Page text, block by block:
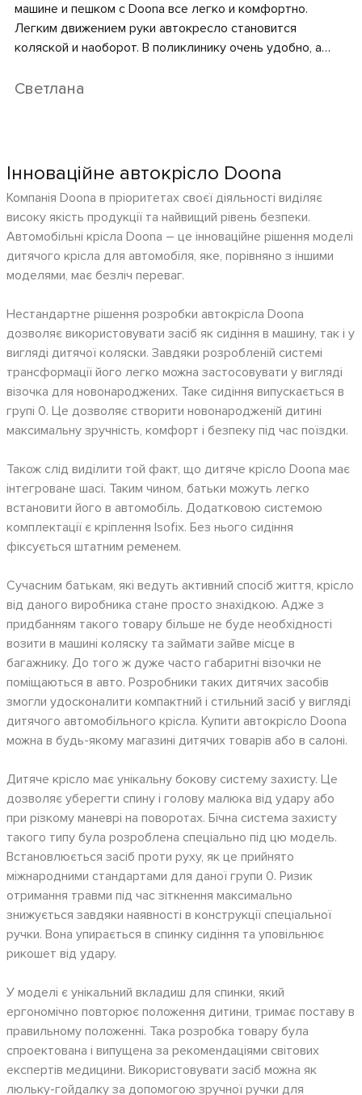
машине и пешком с Doona все легко и комфортно.
Легким движением руки автокресло становится
коляской и наоборот. В поликлинику очень удобно, а
не это автокресло-коляска прям не знаю как бы мы
Светлана
Інноваційне автокрісло Doona
Компанія Doona в пріоритетах своєї діяльності виділяє
високу якість продукції та найвищий рівень безпеки.
Автомобільні крісла Doona – це інноваційне рішення моделі
дитячого крісла для автомобіля, яке, порівняно з іншими
моделями, має безліч переваг.
Нестандартне рішення розробки автокрісла Doona
дозволяє використовувати засіб як сидіння в машину, так і у
вигляді дитячої коляски. Завдяки розробленій системі
трансформації його легко можна застосовувати у вигляді
візочка для новонароджених. Таке сидіння випускається в
групі 0. Це дозволяє створити новонародженій дитині
максимальну зручність, комфорт і безпеку під час поїздки.
Також слід виділити той факт, що дитяче крісло Doona має
інтегроване шасі. Таким чином, батьки можуть легко
встановити його в автомобіль. Додатковою системою
комплектації є кріплення Isofix. Без нього сидіння
фіксується штатним ременем.
Сучасним батькам, які ведуть активний спосіб життя, крісло
від даного виробника стане просто знахідкою. Адже з
придбанням такого товару більше не буде необхідності
возити в машині коляску та займати зайве місце в
багажнику. До того ж дуже часто габаритні візочки не
поміщаються в авто. Розробники таких дитячих засобів
змогли удосконалити компактний і стильний засіб у вигляді
дитячого автомобільного крісла. Купити автокрісло Doona
можна в будь-якому магазині дитячих товарів або в салоні.
Дитяче крісло має унікальну бокову систему захисту. Це
дозволяє уберегти спину і голову малюка від удару або
при різкому маневрі на поворотах. Бічна система захисту
такого типу була розроблена спеціально під цю модель.
Встановлюється засіб проти руху, як це прийнято
міжнародними стандартами для даної групи 0. Ризик
отримання травми під час зіткнення максимально
знижується завдяки наявності в конструкції спеціальної
ручки. Вона упирається в спинку сидіння та уповільнює
рикошет від удару.
У моделі є унікальний вкладиш для спинки, який
ергономічно повторює положення дитини, тримає поставу в
правильному положенні. Така розробка товару була
спроектована і випущена за рекомендаціями світових
експертів медицини. Використовувати засіб можна як
люльку-гойдалку за допомогою зручної ручки для